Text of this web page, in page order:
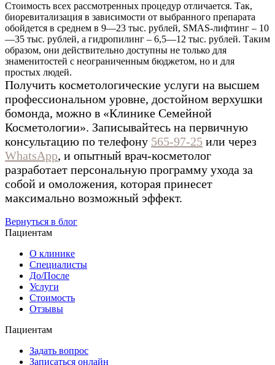
Стоимость всех рассмотренных процедур отличается. Так,
биоревитализация в зависимости от выбранного препарата
обойдется в среднем в 9—23 тыс. рублей, SMAS-лифтинг – 10
—35 тыс. рублей, а гидропилинг – 6,5—12 тыс. рублей. Таким
образом, они действительно доступны не только для
знаменитостей с неограниченным бюджетом, но и для
простых людей.
Получить косметологические услуги на высшем
профессиональном уровне, достойном верхушки
бомонда, можно в «Клинике Семейной
Косметологии». Записывайтесь на первичную
консультацию по телефону 565-97-25 или через
WhatsApp, и опытный врач-косметолог
разработает персональную программу ухода за
собой и омоложения, которая принесет
максимально возможный эффект.
Вернуться в блог
Пациентам
О клинике
Специалисты
До/После
Услуги
Стоимость
Отзывы
Пациентам
Задать вопрос
Записаться онлайн